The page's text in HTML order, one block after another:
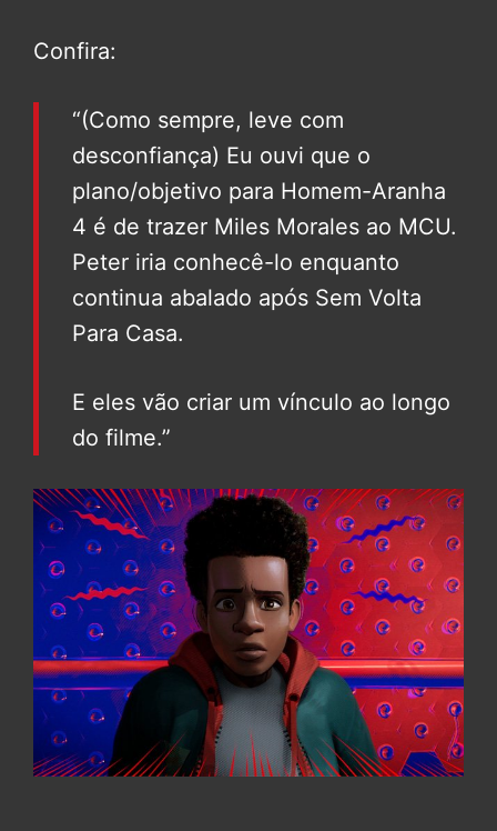
Confira:
“(Como sempre, leve com
desconfiança) Eu ouvi que o
plano/objetivo para Homem-Aranha
4 é de trazer Miles Morales ao MCU.
Peter iria conhecê-lo enquanto
continua abalado após Sem Volta
Para Casa.
E eles vão criar um vínculo ao longo
do filme.”